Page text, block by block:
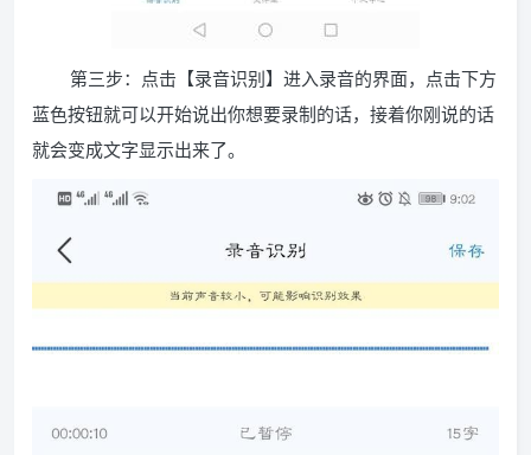
第三步：点击【录音识别】进入录音的界面，点击下方
蓝色按钮就可以开始说出你想要录制的话，接着你刚说的话
就会变成文字显示出来了。